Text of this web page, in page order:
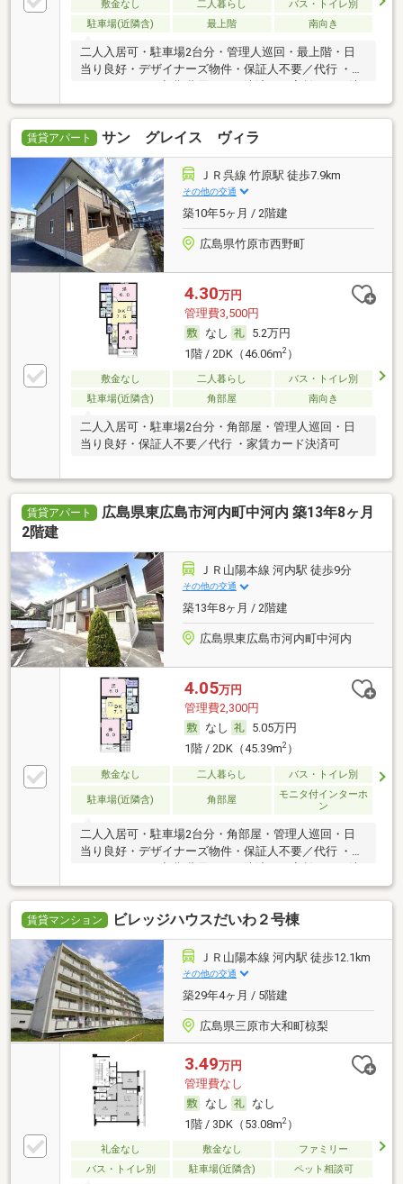
敷金なし 二人暮らし
バス・トイレ別
駐車場(近隣含)
最上階 南向き
二人入居可・駐車場2台分・管理人巡回・最上階・日
当り良好・デザイナーズ物件・保証人不要／代行 ・ル
ームシェア可・初期費用カード決済可・家賃カード決
済可
賃貸アパート サン グレイス ヴィラ
ＪＲ呉線 竹原駅 徒歩7.9km
その他の交通
築10年5ヶ月 / 2階建
広島県竹原市西野町
4.30万円
管理費3,500円
なし
5.2万円
1階 / 2DK（46.06m2）
敷金なし 二人暮らし
バス・トイレ別
駐車場(近隣含)
角部屋 南向き
二人入居可・駐車場2台分・角部屋・管理人巡回・日
当り良好・保証人不要／代行 ・家賃カード決済可
賃貸アパート
広島県東広島市河内町中河内 築13年8ヶ月
2階建
ＪＲ山陽本線 河内駅 徒歩9分
その他の交通
築13年8ヶ月 / 2階建
広島県東広島市河内町中河内
4.05万円
管理費2,300円
なし
5.05万円
1階 / 2DK（45.39m2）
敷金なし 二人暮らし バス・トイレ別
駐車場(近隣含) 角部屋
モニタ付インターホ
ン
二人入居可・駐車場2台分・角部屋・管理人巡回・日
当り良好・デザイナーズ物件・保証人不要／代行 ・ル
ームシェア可・初期費用カード決済可・家賃カード決
済可
賃貸マンション ビレッジハウスだいわ２号棟
ＪＲ山陽本線 河内駅 徒歩12.1km
その他の交通
築29年4ヶ月 / 5階建
広島県三原市大和町椋梨
3.49万円
管理費なし
なし
なし
1階 / 3DK（53.08m2）
礼金なし 敷金なし
ファミリー
バス・トイレ別
駐車場(近隣含) ペット相談可